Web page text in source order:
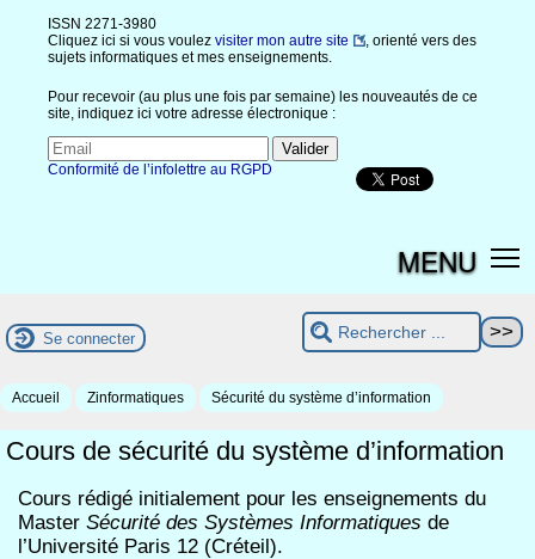
ISSN 2271-3980
Cliquez ici si vous voulez visiter mon autre site
, orienté vers des
sujets informatiques et mes enseignements.
Pour recevoir (au plus une fois par semaine) les nouveautés de ce
site, indiquez ici votre adresse électronique :
Conformité de l’infolettre au RGPD
MENU
Se connecter
Accueil Zinformatiques Sécurité du système d’information
Cours de sécurité du système d’information
Cours rédigé initialement pour les enseignements du
Master Sécurité des Systèmes Informatiques de
l’Université Paris 12 (Créteil).